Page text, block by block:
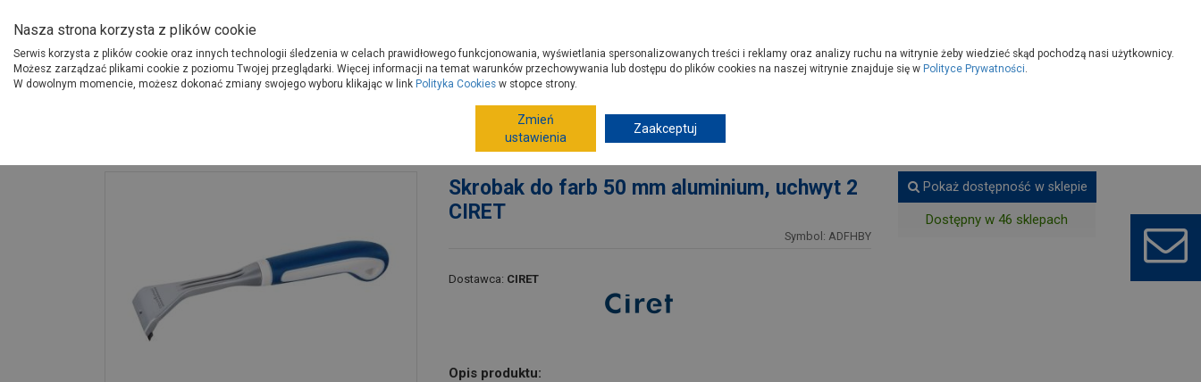
Produkty
O Grupie PSB
Gdzie kupisz Porady
Narzędzia ręczne, warsztat Narzędzia skrawające, ścierające
Skrobak do farb 50 mm aluminium, uchwyt 2
CIRET
Symbol: ADFHBY
Dostawca: CIRET
Pokaż dostępność w sklepie
Dostępny w 46 sklepach
Opis produktu:
Nasza strona korzysta z plików cookie
Serwis korzysta z plików cookie oraz innych technologii śledzenia w celach prawidłowego funkcjonowania, wyświetlania spersonalizowanych treści i reklamy oraz analizy ruchu na witrynie żeby wiedzieć skąd pochodzą nasi użytkownicy.
Możesz zarządzać plikami cookie z poziomu Twojej przeglądarki. Więcej informacji na temat warunków przechowywania lub dostępu do plików cookies na naszej witrynie znajduje się w Polityce Prywatności.
W dowolnym momencie, możesz dokonać zmiany swojego wyboru klikając w link Polityka Cookies w stopce strony.
Zmień
ustawienia
Zaakceptuj